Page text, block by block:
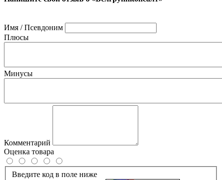
Имя / Псевдоним
Плюсы
Минусы
Комментарий
Оценка товара
Введите код в поле ниже